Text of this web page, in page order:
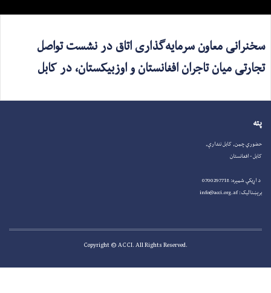
سخنرانی معاون سرمایه‌گذاری اتاق در نشست تواصل
تجارتی میان تاجران افغانستان و اوزبیکستان، در کابل
پته
حضوري چمن, کابل نندارې,
کابل - افغانستان
د اړیکې شمېره: 0700297718
برېښنالیک: info@acci.org.af
.Copyright © ACCI. All Rights Reserved